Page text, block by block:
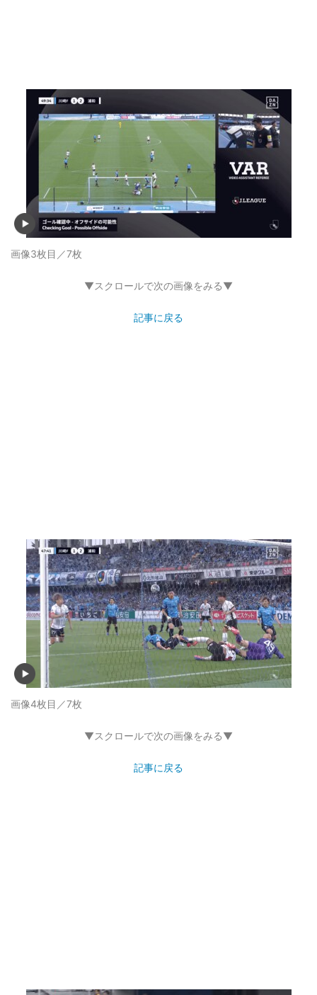
画像3枚目／7枚
▼スクロールで次の画像をみる▼
記事に戻る
画像4枚目／7枚
▼スクロールで次の画像をみる▼
記事に戻る